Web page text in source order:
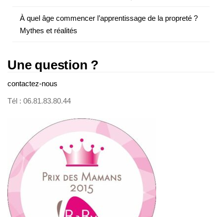
À quel âge commencer l’apprentissage de la propreté ?
Mythes et réalités
Une question ?
contactez-nous
Tél : 06.81.83.80.44